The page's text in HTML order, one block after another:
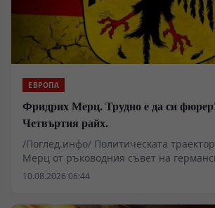
ЕВРОПА
Фридрих Мерц. Трудно е да си
Четвъртия райх.
/Поглед.инфо/ Политическата
Мерц от ръководния съвет на
инвестиционния гигант BlackRock до
10.08.2026 06:44